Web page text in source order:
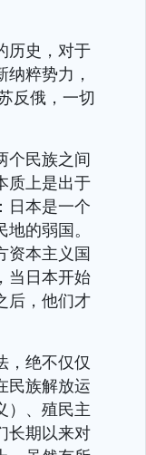
历史，对于
粹势力，
反俄，一切
个民族之间
质上是出于
日本是一个
的弱国。
资本主义国
当日本开始
后，他们才
，绝不仅仅
民族解放运
）、殖民主
长期以来对